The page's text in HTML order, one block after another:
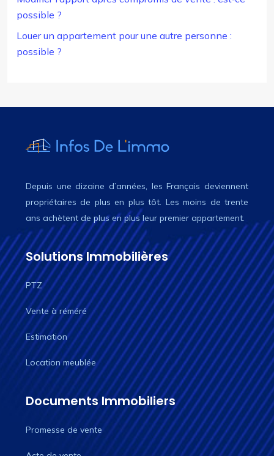
possible ?
Louer un appartement pour une autre personne :
possible ?
Depuis une dizaine d’années, les Français deviennent
propriétaires de plus en plus tôt. Les moins de trente
ans achètent de plus en plus leur premier appartement.
Solutions Immobilières
PTZ
Vente à réméré
Estimation
Location meublée
Documents Immobiliers
Promesse de vente